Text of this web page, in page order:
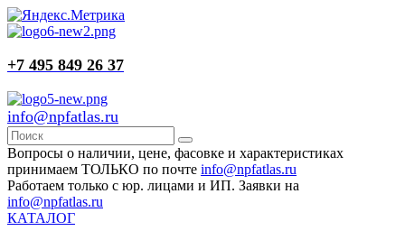
+7 495 849 26 37
info@npfatlas.ru
Вопросы о наличии, цене, фасовке и характеристиках
принимаем ТОЛЬКО по почте info@npfatlas.ru
Работаем только с юр. лицами и ИП. Заявки на
info@npfatlas.ru
КАТАЛОГ